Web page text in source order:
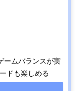
ームバランスが実
ドも楽しめる